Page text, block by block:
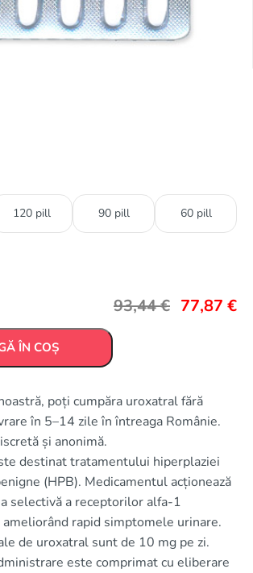
120 pill 90 pill 60 pill
93,44€ 77,87 €
ÎN COȘ
poți cumpăra uroxatral fără
în 5–14 zile în întreaga Românie.
și anonimă.
destinat tratamentului hiperplaziei
(HPB). Medicamentul acționează
selectivă a receptorilor alfa-1
ameliorând rapid simptomele urinare.
de uroxatral sunt de 10 mg pe zi.
este comprimat cu eliberare